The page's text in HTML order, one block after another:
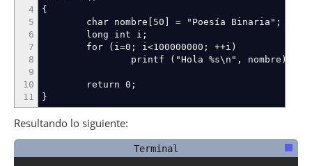
4
5
6
7
8
9
10
11
{
char nombre[50] = "Poesía Binaria";
long int i;
for (i=0; i<100000000; ++i)
printf ("Hola %s\n", nombre);
return 0;
}
Resultando lo siguiente: